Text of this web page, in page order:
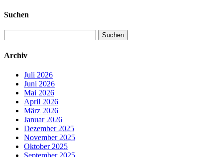
Suchen
nach:
Archiv
Juli 2026
Juni 2026
Mai 2026
April 2026
März 2026
Januar 2026
Dezember 2025
November 2025
Oktober 2025
September 2025